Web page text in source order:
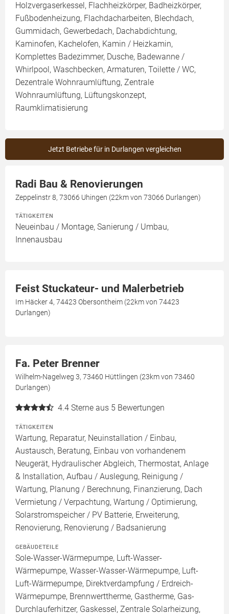
Holzvergaserkessel, Flachheizkörper, Badheizkörper,
Fußbodenheizung, Flachdacharbeiten, Blechdach,
Gummidach, Gewerbedach, Dachabdichtung,
Kaminofen, Kachelofen, Kamin / Heizkamin,
Komplettes Badezimmer, Dusche, Badewanne /
Whirlpool, Waschbecken, Armaturen, Toilette / WC,
Dezentrale Wohnraumlüftung, Zentrale
Wohnraumlüftung, Lüftungskonzept,
Raumklimatisierung
Jetzt Betriebe für in Durlangen vergleichen
Radi Bau & Renovierungen
Zeppelinstr 8, 73066 Uhingen (22km von 73066 Durlangen)
TÄTIGKEITEN
Neueinbau / Montage, Sanierung / Umbau,
Innenausbau
Feist Stuckateur- und Malerbetrieb
Im Häcker 4, 74423 Obersontheim (22km von 74423
Durlangen)
Fa. Peter Brenner
Wilhelm-Nagelweg 3, 73460 Hüttlingen (23km von 73460
Durlangen)
4.4 Sterne aus 5 Bewertungen
TÄTIGKEITEN
Wartung, Reparatur, Neuinstallation / Einbau,
Austausch, Beratung, Einbau von vorhandenem
Neugerät, Hydraulischer Abgleich, Thermostat, Anlage
& Installation, Aufbau / Auslegung, Reinigung /
Wartung, Planung / Berechnung, Finanzierung, Dach
Vermietung / Verpachtung, Wartung / Optimierung,
Solarstromspeicher / PV Batterie, Erweiterung,
Renovierung, Renovierung / Badsanierung
GEBÄUDETEILE
Sole-Wasser-Wärmepumpe, Luft-Wasser-
Wärmepumpe, Wasser-Wasser-Wärmepumpe, Luft-
Luft-Wärmepumpe, Direktverdampfung / Erdreich-
Wärmepumpe, Brennwerttherme, Gastherme, Gas-
Durchlauferhitzer, Gaskessel, Zentrale Solarheizung,